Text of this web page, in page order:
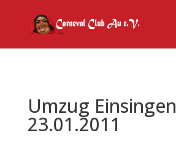
Umzug Einsingen
23.01.2011